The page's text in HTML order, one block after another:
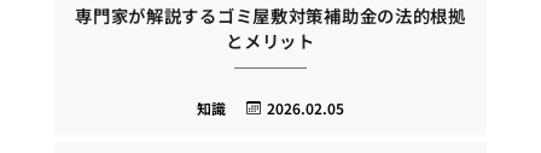
専門家が解説するゴミ屋敷対策補助金の法的根拠
とメリット
2026.02.05
知識